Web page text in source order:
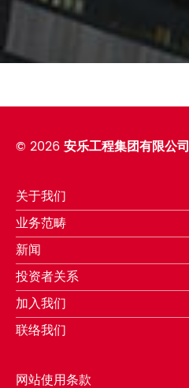
© 2026安乐工程集团有限公司
关于我们
业务范畴
新闻
投资者关系
加入我们
联络我们
网站使用条款